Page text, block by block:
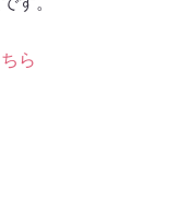
ら